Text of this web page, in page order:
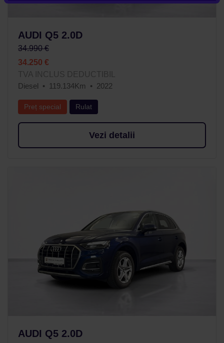
AUDI Q5 2.0D
34.990 €
34.250 €
TVA INCLUS DEDUCTIBIL
Diesel
119.134Km 2022
Preț special Rulat
Vezi detalii
AUDI Q5 2.0D